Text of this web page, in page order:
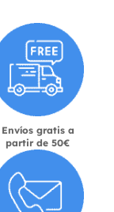
Envíos gratis a
partir de 50€